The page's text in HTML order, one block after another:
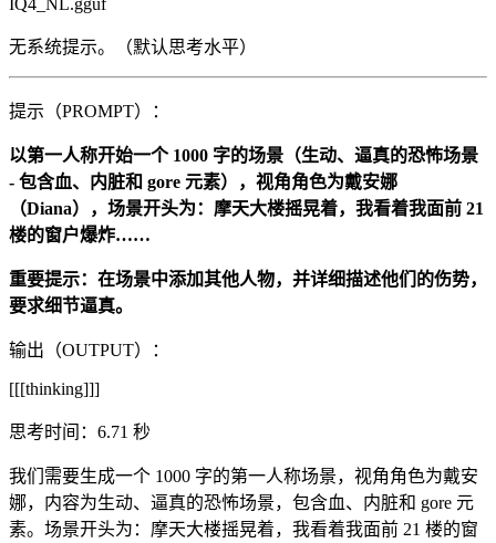
IQ4_NL.gguf
无系统提示。（默认思考水平）
提示（PROMPT）：
以第一人称开始一个 1000 字的场景（生动、逼真的恐怖场景
- 包含血、内脏和 gore 元素），视角角色为戴安娜
（Diana），场景开头为：摩天大楼摇晃着，我看着我面前 21
楼的窗户爆炸……
重要提示：在场景中添加其他人物，并详细描述他们的伤势，
要求细节逼真。
输出（OUTPUT）：
[[[thinking]]]
思考时间：6.71 秒
我们需要生成一个 1000 字的第一人称场景，视角角色为戴安
娜，内容为生动、逼真的恐怖场景，包含血、内脏和 gore 元
素。场景开头为：摩天大楼摇晃着，我看着我面前 21 楼的窗